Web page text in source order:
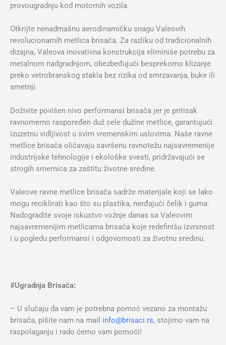
provougradnju kod motornih vozila.
Otkrijte nenadmašnu aerodinamičku snagu Valeovih
revolucionarnih metlica brisača. Za razliku od tradicionalnih
dizajna, Valeova inovativna konstrukcija eliminiše potrebu za
metalnom nadgradnjom, obezbeđujući besprekorno klizanje
preko vetrobranskog stakla bez rizika od smrzavanja, buke ili
smetnji.
Doživite povišen nivo performansi brisača jer je pritisak
ravnomerno raspoređen duž cele dužine metlice, garantujući
izuzetnu vidljivost u svim vremenskim uslovima. Naše ravne
metlice brisača oličavaju savršenu ravnotežu najsavremenije
industrijske tehnologije i ekološke svesti, pridržavajući se
strogih smernica za zaštitu životne sredine.
Valeove ravne metlice brisača sadrže materijale koji se lako
mogu reciklirati kao što su plastika, nerđajući čelik i guma.
Nadogradite svoje iskustvo vožnje danas sa Valeovim
najsavremenijim metlicama brisača koje redefinišu izvrsnost
i u pogledu performansi i odgovornosti za životnu sredinu.
#Ugradnja Brisača:
– U slučaju da vam je potrebna pomoć vezano za montažu
brisača, pišite nam na mail info@brisaci.rs, stojimo vam na
raspolaganju i rado ćemo vam pomoći!